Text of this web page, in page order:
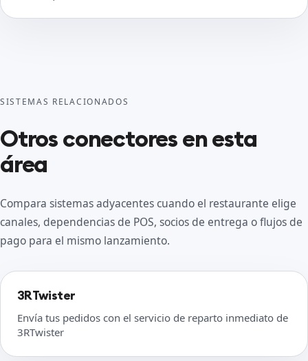
SISTEMAS RELACIONADOS
Otros conectores en esta
área
Compara sistemas adyacentes cuando el restaurante elige
canales, dependencias de POS, socios de entrega o flujos de
pago para el mismo lanzamiento.
3RTwister
Envía tus pedidos con el servicio de reparto inmediato de
3RTwister